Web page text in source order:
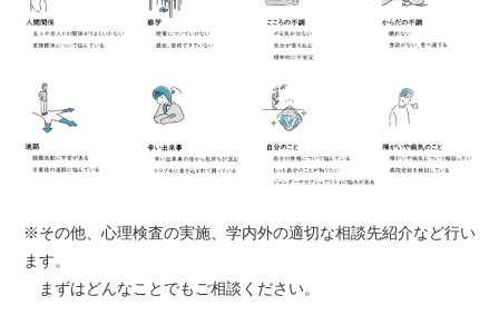
※その他、心理検査の実施、学内外の適切な相談先紹介など行い
ます。
まずはどんなことでもご相談ください。